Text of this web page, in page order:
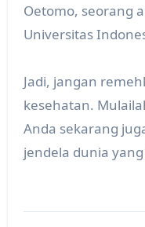
Oetomo, seorang
Universitas
Jadi, jangan
kesehatan.
Anda sekarang
jendela dunia